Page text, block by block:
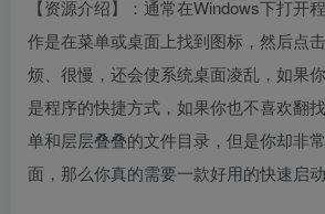
【资源介绍】：通常在Windows下打开
作是在菜单或桌面上找到图标，然后点
烦、很慢，还会使系统桌面凌乱，如果
是程序的快捷方式，如果你也不喜欢翻
单和层层叠叠的文件目录，但是你却非
面，那么你真的需要一款好用的快速启动